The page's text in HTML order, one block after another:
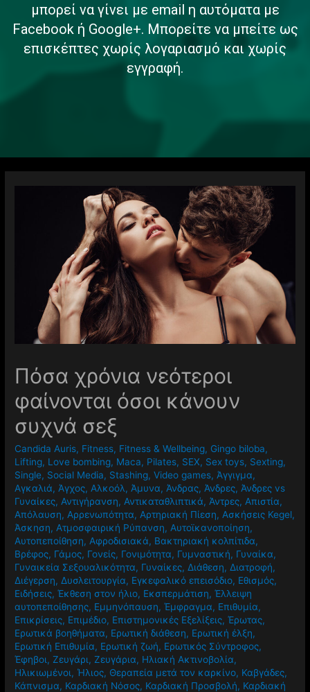
μπορεί να γίνει με email η αυτόματα με
Facebook ή Google+. Μπορείτε να μπείτε ως
επισκέπτες χωρίς λογαριασμό και χωρίς
εγγραφή.
Πόσα χρόνια νεότεροι
φαίνονται όσοι κάνουν
συχνά σεξ
Candida Auris, Fitness, Fitness & Wellbeing, Gingo biloba,
Lifting, Love bombing, Maca, Pilates, SEX, Sex toys, Sexting,
Single, Social Media, Stashing,Video games, Άγγιγμα,
Αγκαλιά, Άγχος, Αλκοόλ, Άμυνα, Άνδρας, Άνδρες, Άνδρες vs
Γυναίκες, Αντιγήρανση, Αντικαταθλιπτικά, Άντρες, Απιστία,
Απόλαυση, Αρρενωπότητα, Αρτηριακή Πίεση, Ασκήσεις Kegel,
Άσκηση, Ατμοσφαιρική Ρύπανση, Αυτοϊκανοποίηση,
Αυτοπεποίθηση, Αφροδισιακά, Βακτηριακή κολπίτιδα,
Βρέφος, Γάμος, Γονείς, Γονιμότητα, Γυμναστική, Γυναίκα,
Γυναικεία Σεξουαλικότητα, Γυναίκες, Διάθεση, Διατροφή,
Διέγερση, Δυσλειτουργία, Εγκεφαλικό επεισόδιο, Εθισμός,
Ειδήσεις,Έκθεση στον ήλιο, Εκσπερμάτιση,Έλλειψη
αυτοπεποίθησης, Εμμηνόπαυση,Έμφραγμα, Επιθυμία,
Επικρίσεις, Επιμέδιο, Επιστημονικές Εξελίξεις,Έρωτας,
Ερωτικά βοηθήματα, Ερωτική διάθεση, Ερωτική έλξη,
Ερωτική Επιθυμία, Ερωτική ζωή, Ερωτικός Σύντροφος,
Έφηβοι,Ζευγάρι,Ζευγάρια, Ηλιακή Ακτινοβολία,
Ηλικιωμένοι, Ήλιος, Θεραπεία μετά τον καρκίνο, Καβγάδες,
Κάπνισμα, Καρδιακή Νόσος, Καρδιακή Προσβολή, Καρδιακή